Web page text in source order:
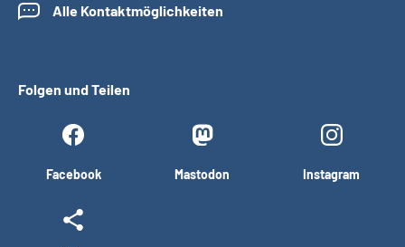
Alle Kontaktmöglichkeiten
Folgen und Teilen
Facebook Mastodon Instagram